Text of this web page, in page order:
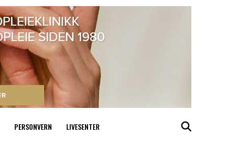
PERSONVERN LIVESENTER